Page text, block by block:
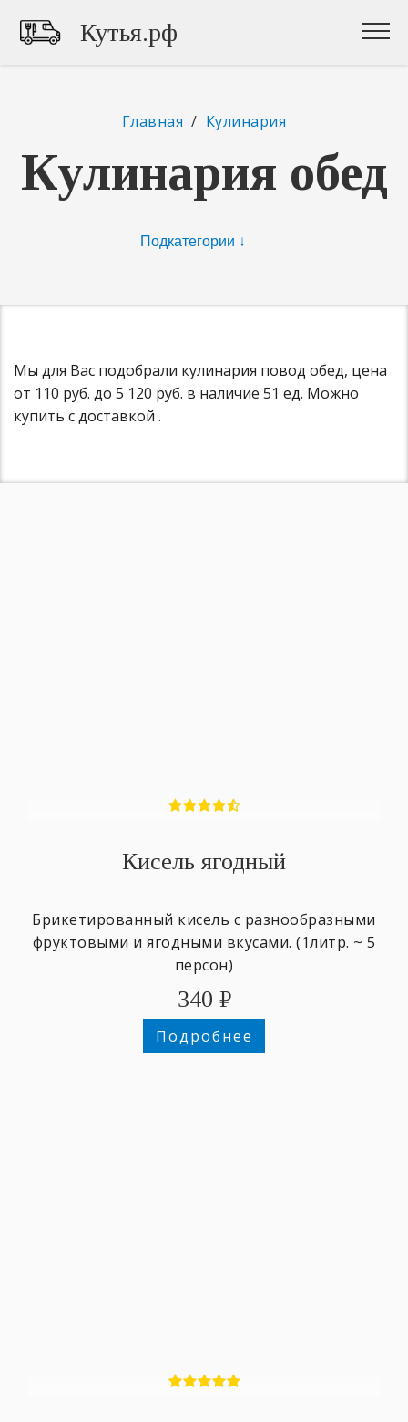
Кутья.рф
Главная / Кулинария
Кулинария обед
Мы для Вас подобрали кулинария повод обед, цена
от 110 руб. до 5 120 руб. в наличие 51 ед. Можно
купить с доставкой .
Кисель ягодный
Брикетированный кисель с разнообразными
фруктовыми и ягодными вкусами. (1литр. ~ 5
персон)
340 ₽
Подробнее